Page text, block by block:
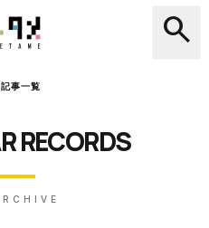
search
事一覧
RECORDS